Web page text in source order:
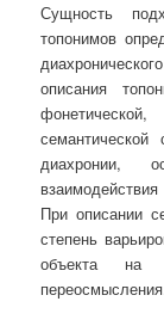
Сущность
топонимов
описания
диахронии,
При описании
степень
объекта на